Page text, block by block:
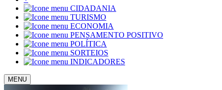
CIDADANIA
TURISMO
ECONOMIA
PENSAMENTO POSITIVO
POLÍTICA
SORTEIOS
INDICADORES
MENU